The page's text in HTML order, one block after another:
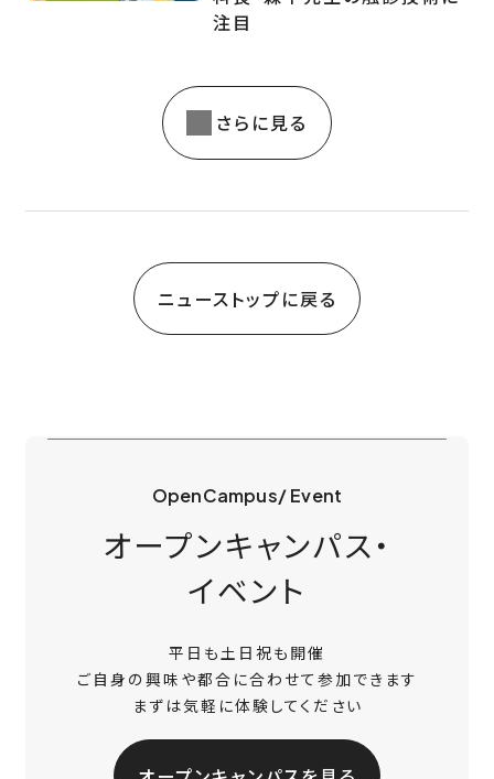
注目
さらに見る
ニューストップに戻る
OpenCampus/ Event
オープンキャンパス・
イベント
平日も土日祝も開催
ご自身の興味や都合に合わせて参加できます
まずは気軽に体験してください